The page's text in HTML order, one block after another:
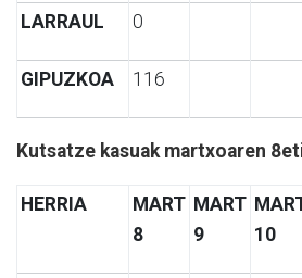
LARRAUL 0
GIPUZKOA 116
Kutsatze kasuak martxoaren
HERRIA
MART
8
MART
9
10